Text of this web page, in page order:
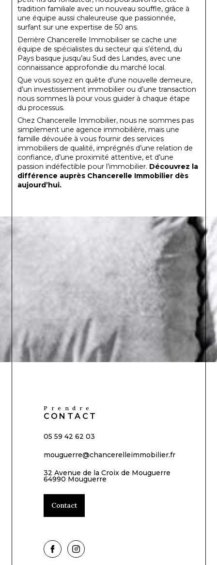
tradition familiale avec un nouveau souffle, grâce à
une équipe aussi chaleureuse que passionnée,
surfant sur une expertise de 50 ans.
Derrière Chancerelle Immobiliser se cache une
équipe de spécialistes du secteur qui s’étend, du
Pays basque jusqu’au Sud des Landes, avec une
connaissance approfondie du marché local.
Que vous soyez en quête d’une nouvelle demeure,
d’un investissement immobilier ou d’une transaction
nous sommes là pour vous guider à chaque étape
du processus.
Chez Chancerelle Immobilier, nous ne sommes pas
simplement une agence immobilière, mais une
famille dévouée à vous fournir des services
immobiliers de qualité, imprégnés d’une relation de
confiance, d’une proximité attentive, et d’une
passion indéfectible pour l’immobilier. Découvrez la
différence auprès Chancerelle Immobilier dès
aujourd’hui.
Prendre
CONTACT
05 59 42 62 03
mouguerre@chancerelleimmobilier.fr
32 Avenue de la Croix de Mouguerre
64990 Mouguerre
Contact